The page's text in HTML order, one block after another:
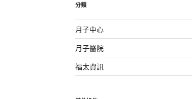
分類
月子中心
月子醫院
福太資訊